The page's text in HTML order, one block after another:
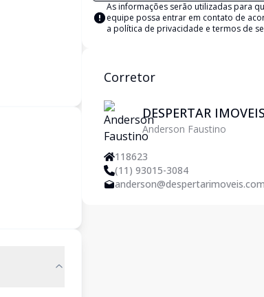
As informações serão utilizadas para
equipe possa entrar em contato de
a política de privacidade e termos de
Corretor
DESPERTAR
Pirituba
Anderson Faustino
118623
(11) 93015-3084